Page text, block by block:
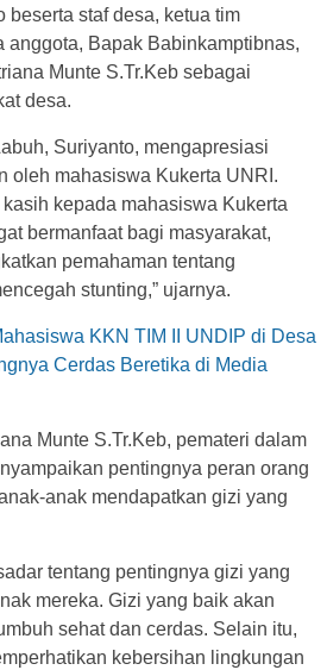
beserta staf desa, ketua tim
anggota, Bapak Babinkamptibnas,
Munte S.Tr.Keb sebagai
desa.
Suriyanto, mengapresiasi
oleh mahasiswa Kukerta UNRI.
kepada mahasiswa Kukerta
bermanfaat bagi masyarakat,
pemahaman tentang
stunting,” ujarnya.
KKN TIM II UNDIP di Desa
Cerdas Beretika di Media
Munte S.Tr.Keb, pemateri dalam
pentingnya peran orang
anak mendapatkan gizi yang
tentang pentingnya gizi yang
mereka. Gizi yang baik akan
sehat dan cerdas. Selain itu,
kebersihan lingkungan